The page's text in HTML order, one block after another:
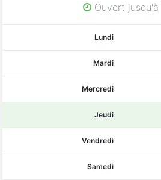
Ouvert jusqu'à
Lundi
Mardi
Mercredi
Jeudi
Vendredi
Samedi